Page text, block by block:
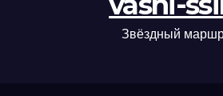
Звёздный